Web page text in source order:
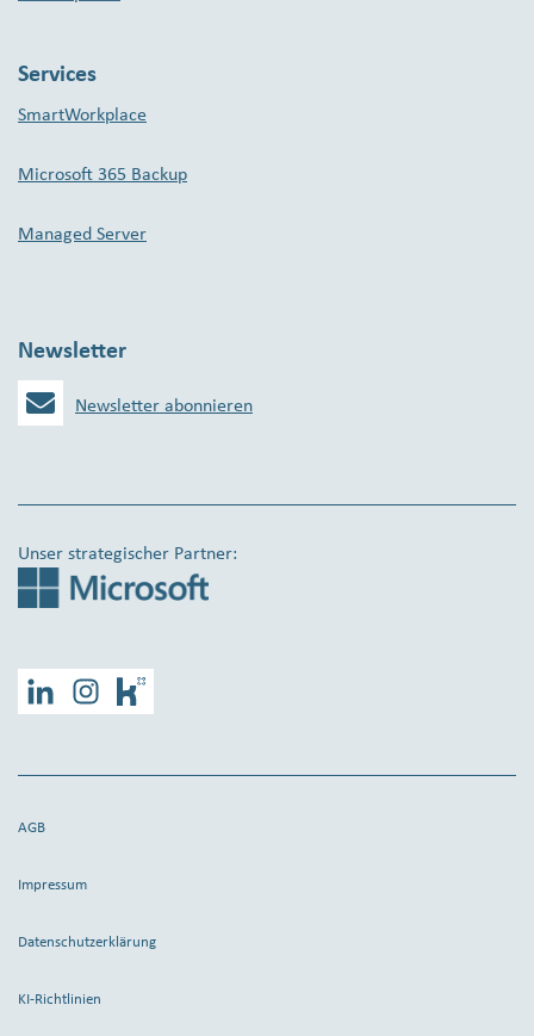
Services
SmartWorkplace
Microsoft 365 Backup
Managed Server
Newsletter
Newsletter abonnieren
Unser strategischer Partner:
LinkedInInstagramKununu
AGB
Impressum
Datenschutzerklärung
KI-Richtlinien